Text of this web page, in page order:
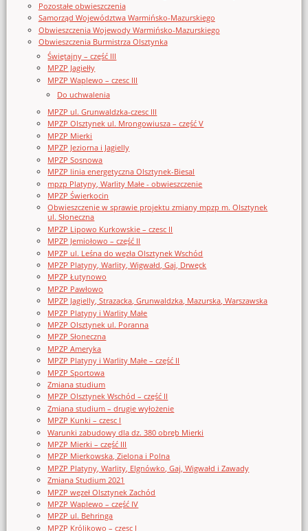
Pozostałe obwieszczenia
Samorząd Województwa Warmińsko-Mazurskiego
Obwieszczenia Wojewody Warmińsko-Mazurskiego
Obwieszczenia Burmistrza Olsztynka
Świętajny – część III
MPZP Jagiełły
MPZP Waplewo – czesc III
Do uchwalenia
MPZP ul. Grunwaldzka-czesc III
MPZP Olsztynek ul. Mrongowiusza – część V
MPZP Mierki
MPZP Jeziorna i Jagielly
MPZP Sosnowa
MPZP linia energetyczna Olsztynek-Biesal
mpzp Platyny, Warlity Małe - obwieszczenie
MPZP Świerkocin
Obwieszczenie w sprawie projektu zmiany mpzp m. Olsztynek
ul. Słoneczna
MPZP Lipowo Kurkowskie – czesc II
MPZP Jemiołowo – część II
MPZP ul. Leśna do węzła Olsztynek Wschód
MPZP Platyny, Warlity, Wigwałd, Gaj, Drwęck
MPZP Łutynowo
MPZP Pawłowo
MPZP Jagielly, Strazacka, Grunwaldzka, Mazurska, Warszawska
MPZP Platyny i Warlity Małe
MPZP Olsztynek ul. Poranna
MPZP Słoneczna
MPZP Ameryka
MPZP Platyny i Warlity Małe – część II
MPZP Sportowa
Zmiana studium
MPZP Olsztynek Wschód – część II
Zmiana studium – drugie wyłożenie
MPZP Kunki – czesc I
Warunki zabudowy dla dz. 380 obręb Mierki
MPZP Mierki – część III
MPZP Mierkowska, Zielona i Polna
MPZP Platyny, Warlity, Elgnówko, Gaj, Wigwałd i Zawady
Zmiana Studium 2021
MPZP węzeł Olsztynek Zachód
MPZP Waplewo – część IV
MPZP ul. Behringa
MPZP Królikowo – czesc I